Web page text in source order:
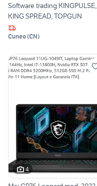
Software trading KINGPULSE,
KING SPREAD, TOPGUN
Cuneo(CN)
4